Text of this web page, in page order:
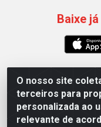
O nosso site
terceiros para
personalizada ao
relevante de
Baixe
Polybalas - Rua
Ernesto Geisel,